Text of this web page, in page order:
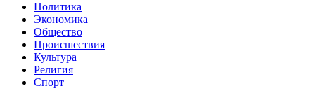
Политика
Экономика
Общество
Происшествия
Культура
Религия
Спорт